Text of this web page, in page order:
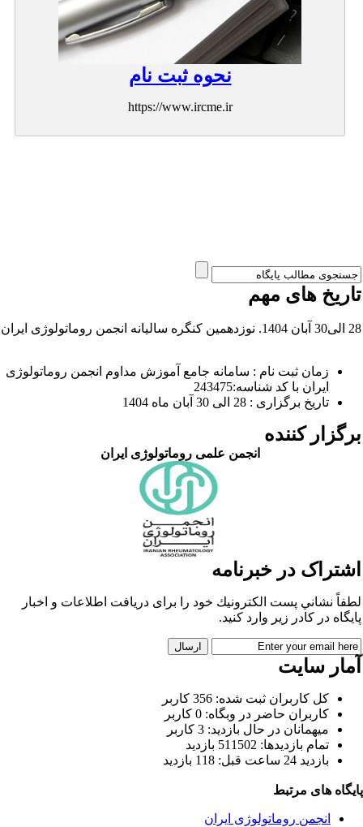
نحوه ثبت نام
https://www.ircme.ir
های مهم
نوزدهمین کنگره سالیانه انجمن روماتولوژی ایران
زمان ثبت نام : سامانه جامع آموزش مداوم انجمن روماتولوژی
ایران با کد شناسه:243475
تاریخ برگزاری : 28 الی 30 آبان ماه 1404
کننده
انجمن علمی روماتولوژی ایران
در خبرنامه
نشاني پست الكترونيك خود را برای دريافت اطلاعات و اخبار
در كادر زير وارد كنيد.
سایت
كل کاربران ثبت شده: 356 کاربر
کاربران حاضر در وبگاه: 0 کاربر
ميهمانان در حال بازديد: 3 کاربر
تمام بازديد‌ها: 511502 بازدید
بازديد 24 ساعت قبل: 118 بازدید
های مرتبط
انجمن روماتولوژی ایران